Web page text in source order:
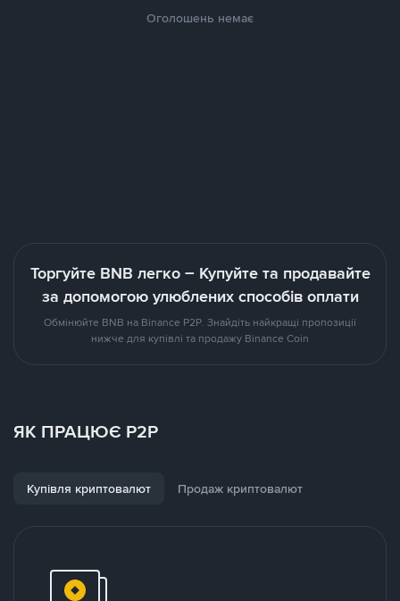
Оголошень немає
Торгуйте BNB легко – Купуйте та продавайте
за допомогою улюблених способів оплати
Обмінюйте BNB на Binance P2P. Знайдіть найкращі пропозиції
нижче для купівлі та продажу Binance Coin
ЯК ПРАЦЮЄ P2P
Купівля криптовалют Продаж криптовалют